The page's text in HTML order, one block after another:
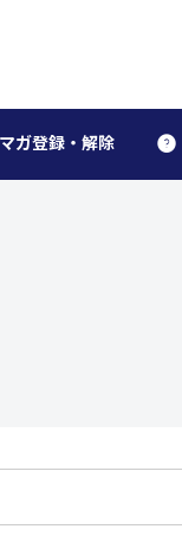
ガ登録・解除